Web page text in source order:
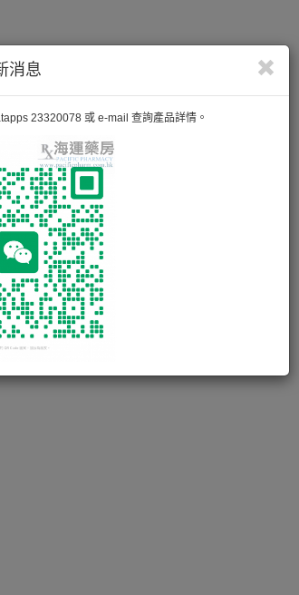
消息
23320078 或 e-mail 查詢產品詳情。